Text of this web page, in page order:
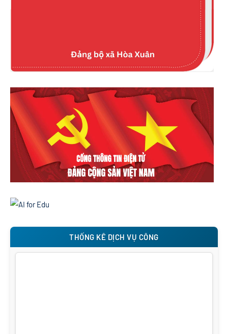
THỐNG KÊ DỊCH VỤ CÔNG